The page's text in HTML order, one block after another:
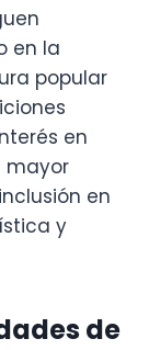
en la
popular
en
mayor
en
y
de